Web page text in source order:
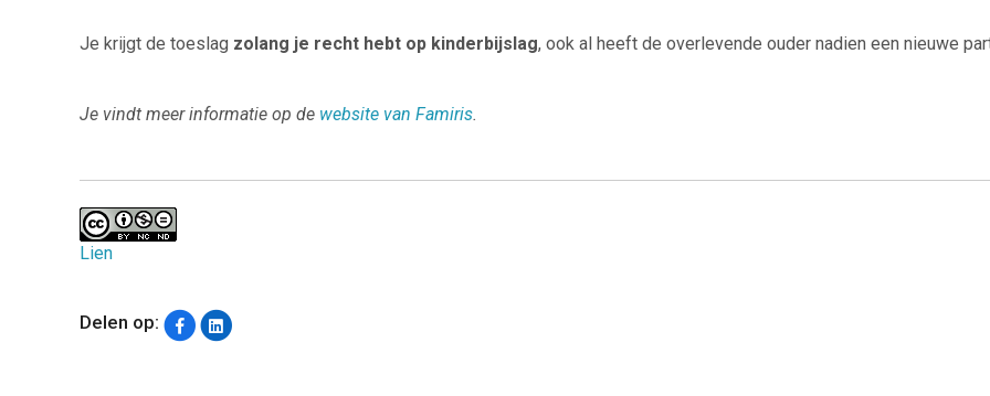
Je krijgt de toeslag zolang je recht hebt op kinderbijslag, ook al heeft de overlevende ouder nadien een nieuwe
Je vindt meer informatie op de website van Famiris.
Lien
Delen op: